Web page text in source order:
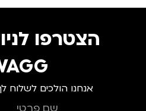
TROIKA
הצטרפו
אנחנו הולכים לשלוח